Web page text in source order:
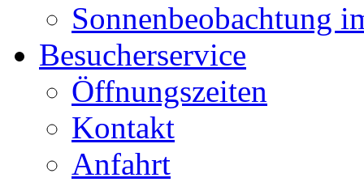
Sonnenbeobachtung
Besucherservice
Öffnungszeiten
Kontakt
Anfahrt